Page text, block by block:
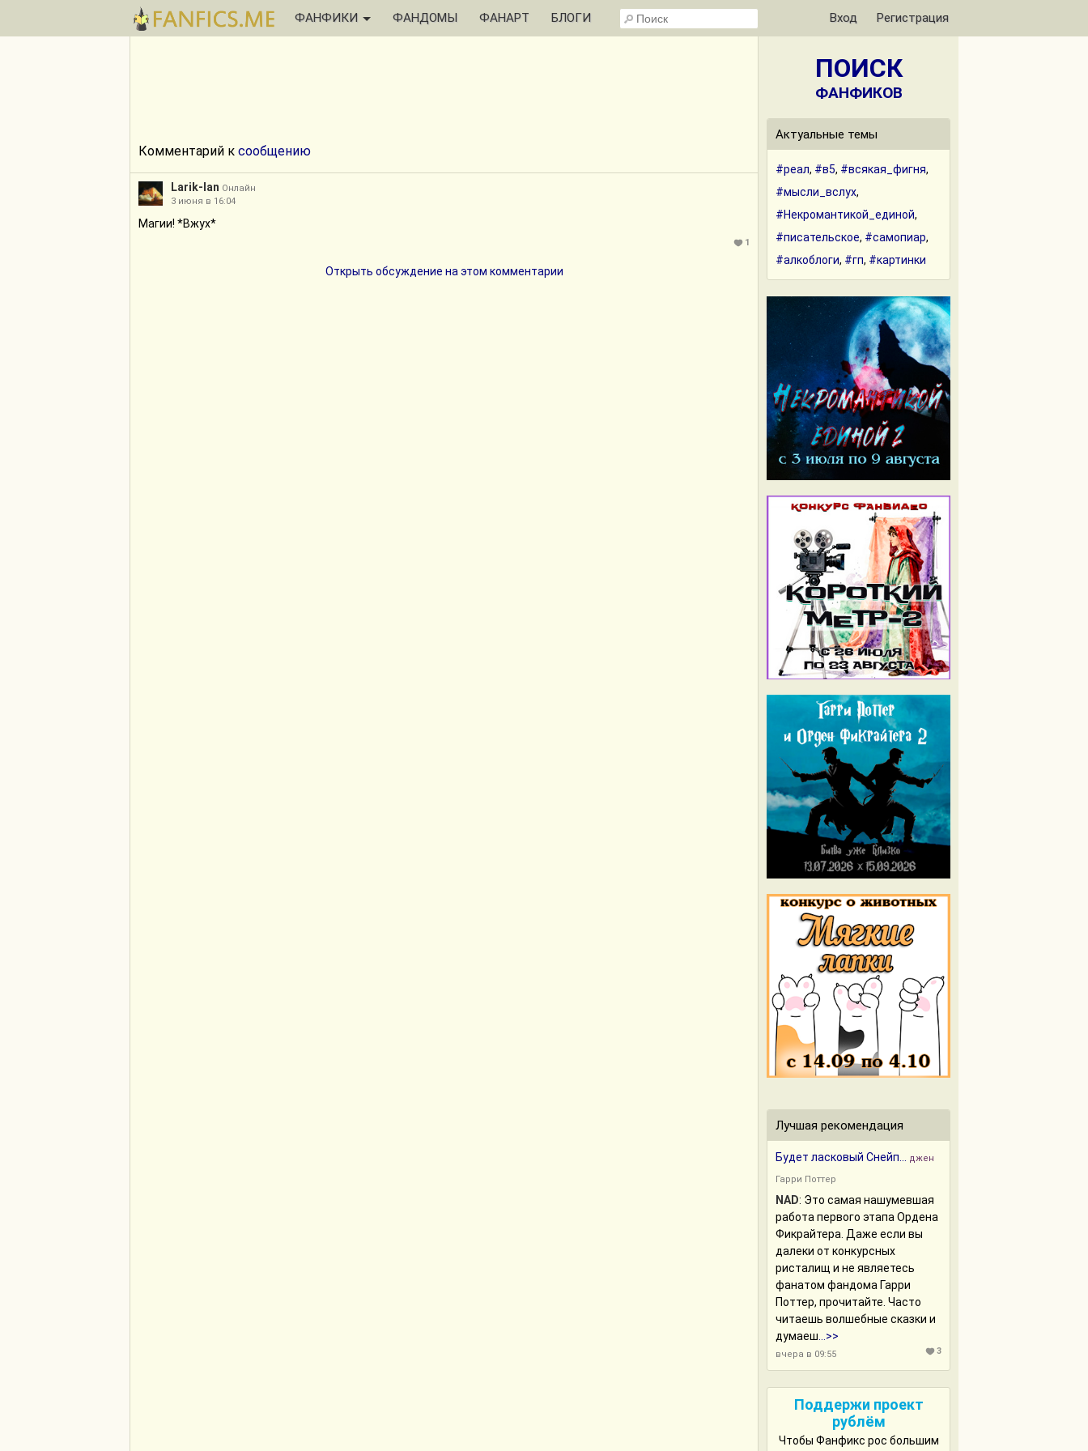
ФАНФИКИ ФАНДОМЫ ФАНАРТ БЛОГИ Вход Регистрация
Комментарий к сообщению
Larik-lan Онлайн
3 июня в 16:04
Магии! *Вжух*
1
Открыть обсуждение на этом комментарии
ПОИСК
ФАНФИКОВ
Актуальные темы
#реал, #в5, #всякая_фигня,
#мысли_вслух,
#Некромантикой_единой,
#писательское, #самопиар,
#алкоблоги, #гп, #картинки
Лучшая рекомендация
Будет ласковый Снейп...
джен
Гарри Поттер
NAD: Это самая нашумевшая
работа первого этапа Ордена
Фикрайтера. Даже если вы
далеки от конкурсных
ристалищ и не являетесь
фанатом фандома Гарри
Поттер, прочитайте. Часто
читаешь волшебные сказки и
думаеш ...>>
вчера в 09:55 3
Поддержи проект
рублём
Чтобы Фанфикс рос большим